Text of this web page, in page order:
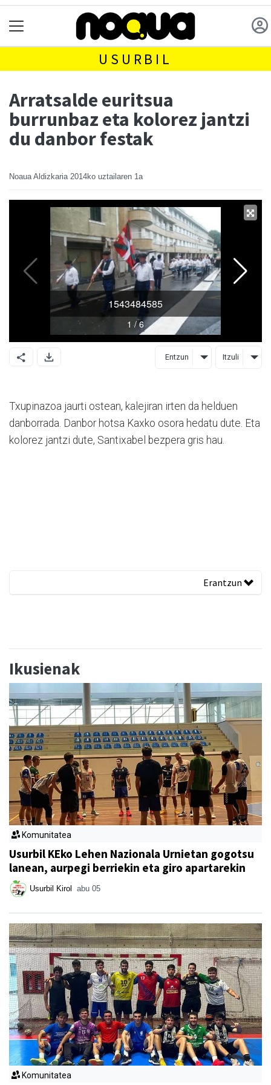
USURBIL
Arratsalde euritsua
burrunbaz eta kolorez jantzi
du danbor festak
Noaua Aldizkaria 2014ko uztailaren 1a
Entzun Itzuli
Txupinazoa jaurti ostean, kalejiran irten da helduen
danborrada. Danbor hotsa Kaxko osora hedatu dute. Eta
kolorez jantzi dute, Santixabel bezpera gris hau.
Erantzun
Ikusienak
Komunitatea
Usurbil KEko Lehen Nazionala Urnietan gogotsu
lanean, aurpegi berriekin eta giro apartarekin
Usurbil Kirol abu 05
Komunitatea